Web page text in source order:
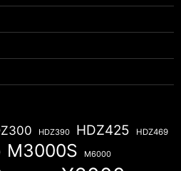
HDZ390 HDZ425 HDZ469
M3000S M6000